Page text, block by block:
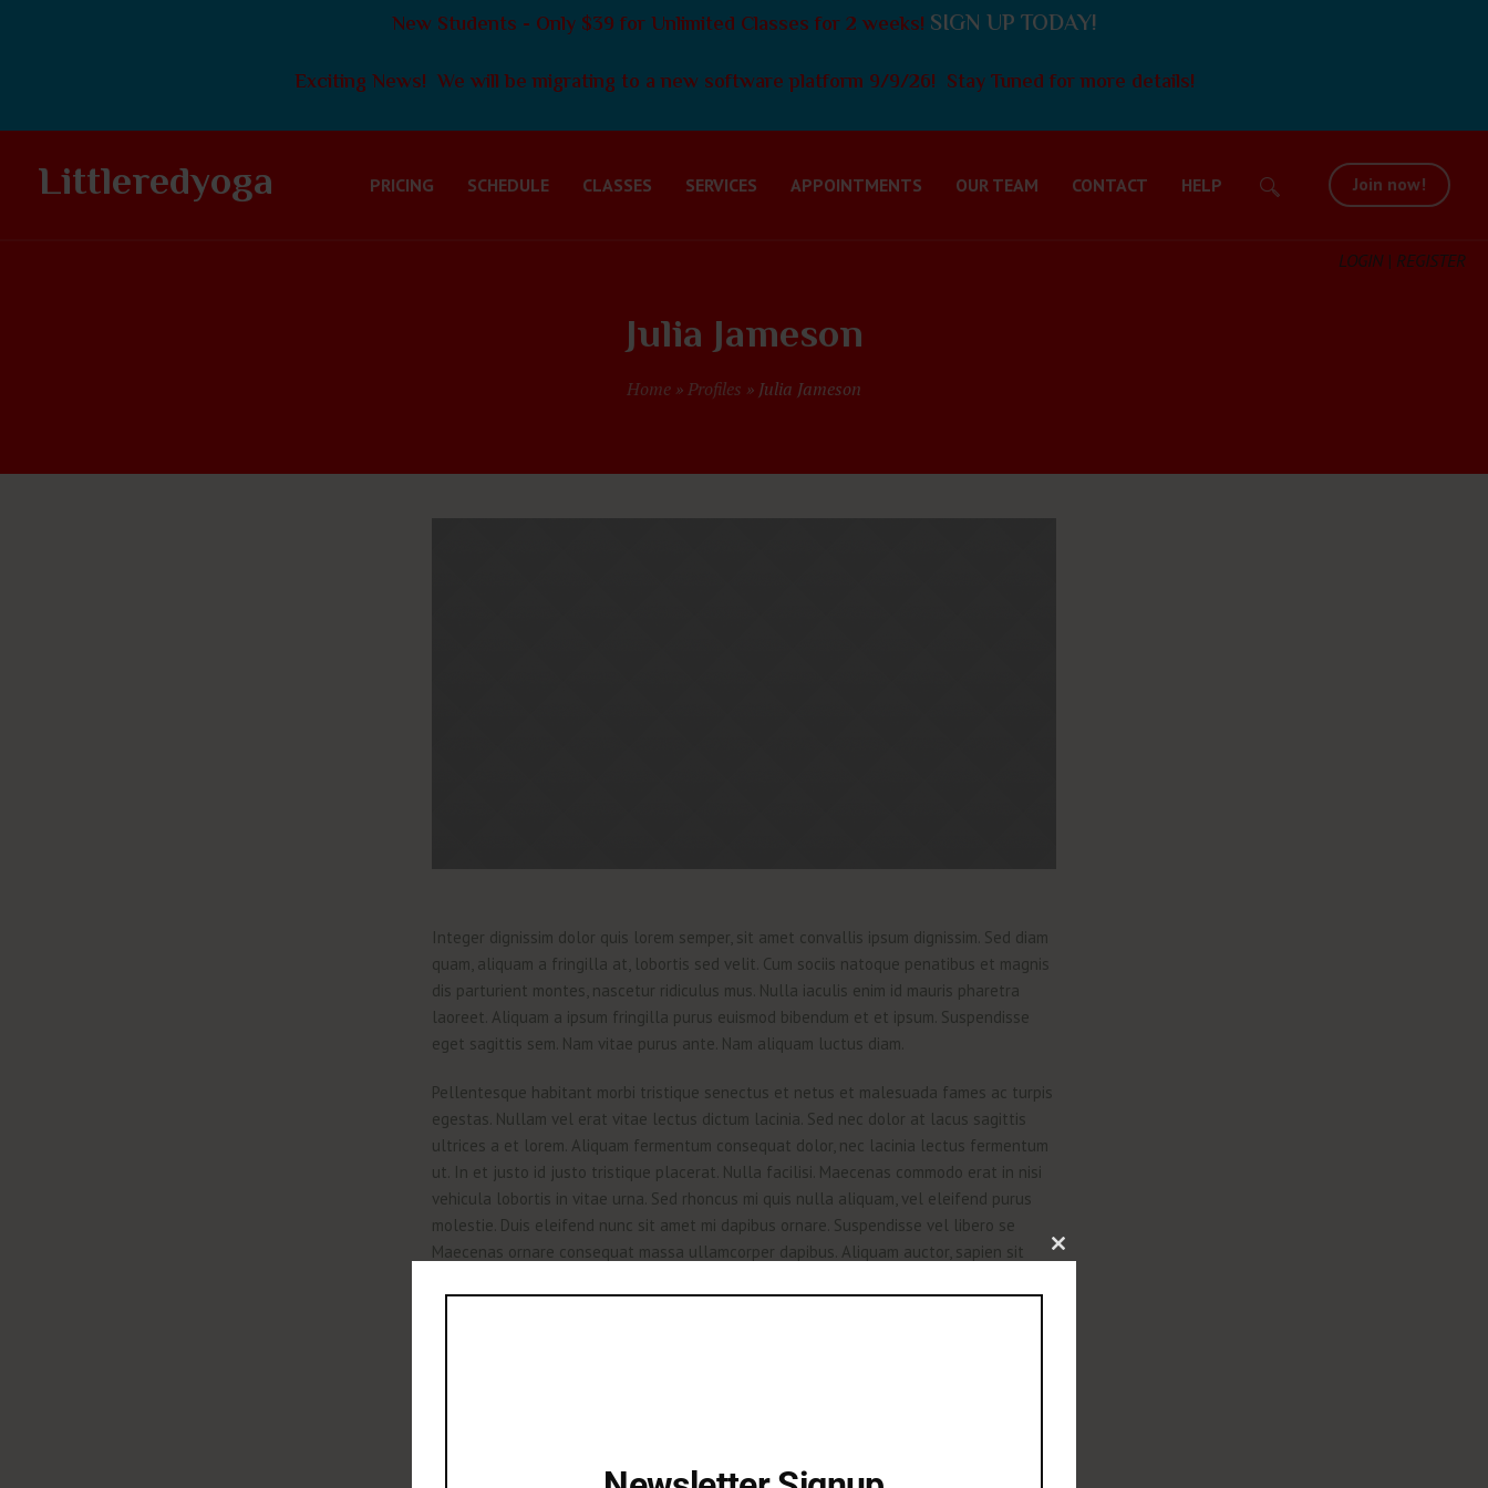
New Students - Only $39 for Unlimited Classes for 2 weeks! SIGN UP TODAY!
Exciting News! We will be migrating to a new software platform 9/9/26! Stay Tuned for more details!
Littleredyoga Join now!
PRICING SCHEDULE CLASSES SERVICES APPOINTMENTS OUR TEAM CONTACT HELP
LOGIN | REGISTER
Julia Jameson
Home »Profiles » Julia Jameson
Integer dignissim dolor quis lorem semper, sit amet convallis ipsum dignissim. Sed diam
quam, aliquam a fringilla at, lobortis sed velit. Cum sociis natoque penatibus et magnis
dis parturient montes, nascetur ridiculus mus. Nulla iaculis enim id mauris pharetra
laoreet. Aliquam a ipsum fringilla purus euismod bibendum et et ipsum. Suspendisse
eget sagittis sem. Nam vitae purus ante. Nam aliquam luctus diam.
Pellentesque habitant morbi tristique senectus et netus et malesuada fames ac turpis
egestas. Nullam vel erat vitae lectus dictum lacinia. Sed nec dolor at lacus sagittis
ultrices a et lorem. Aliquam fermentum consequat dolor, nec lacinia lectus fermentum
ut. In et justo id justo tristique placerat. Nulla facilisi. Maecenas commodo erat in nisi
vehicula lobortis in vitae urna. Sed rhoncus mi quis nulla aliquam, vel eleifend purus
molestie. Duis eleifend nunc sit amet mi dapibus ornare. Suspendisse vel libero se
Maecenas ornare consequat massa ullamcorper dapibus. Aliquam auctor, sapien sit